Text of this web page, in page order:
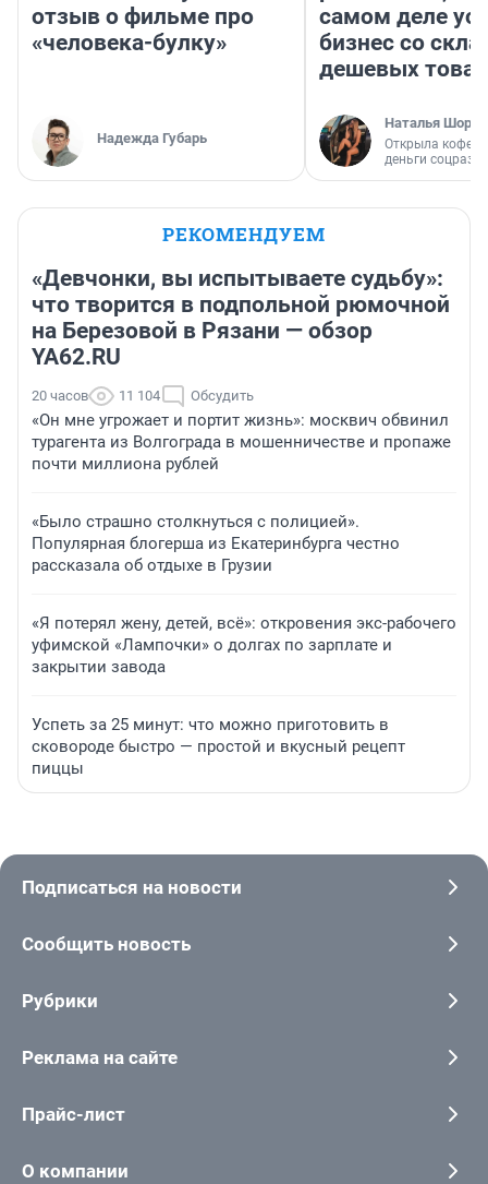
отзыв о фильме про
«человека-булку»
Надежда Губарь
самом деле
бизнес со
дешевых
Наталья
Открыла
деньги
РЕКОМЕНДУЕМ
«Девчонки, вы испытываете судьбу»:
что творится в подпольной рюмочной
на Березовой в Рязани — обзор
YA62.RU
20 часов 11 104 Обсудить
«Он мне угрожает и портит жизнь»: москвич обвинил
турагента из Волгограда в мошенничестве и пропаже
почти миллиона рублей
«Было страшно столкнуться с полицией».
Популярная блогерша из Екатеринбурга честно
рассказала об отдыхе в Грузии
«Я потерял жену, детей, всё»: откровения экс-рабочего
уфимской «Лампочки» о долгах по зарплате и
закрытии завода
Успеть за 25 минут: что можно приготовить в
сковороде быстро — простой и вкусный рецепт
пиццы
Подписаться на новости
Сообщить новость
Рубрики
Реклама на сайте
Прайс-лист
О компании